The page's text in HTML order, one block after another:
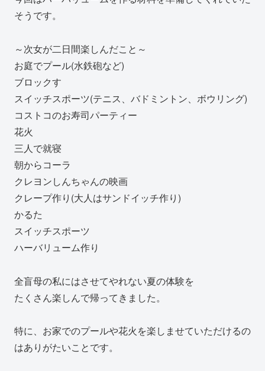
そうです。
～次女が二日間楽しんだこと～
お庭でプール(水鉄砲など)
ブロックす
スイッチスポーツ(テニス、バドミントン、ボウリング)
コストコのお寿司パーティー
花火
三人で就寝
朝からコーラ
クレヨンしんちゃんの映画
クレープ作り(大人はサンドイッチ作り)
かるた
スイッチスポーツ
ハーバリューム作り
全盲母の私にはさせてやれない夏の体験を
たくさん楽しんで帰ってきました。
特に、お家でのプールや花火を楽しませていただけるの
はありがたいことです。